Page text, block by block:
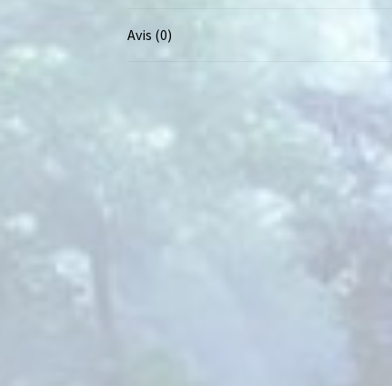
Avis (0)